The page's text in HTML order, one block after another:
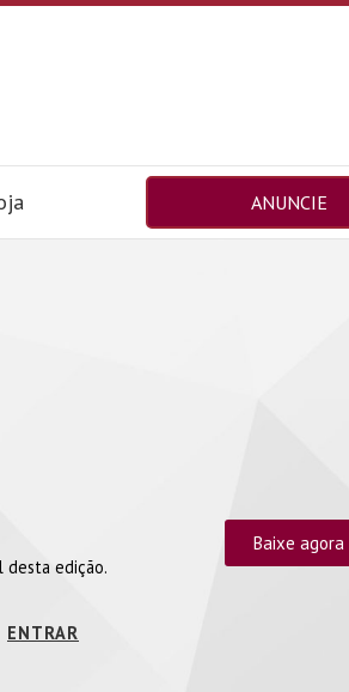
ANUNCIE
desta edição.
Baixe agora
ENTRAR